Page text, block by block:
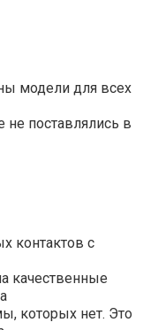
модели для всех
поставлялись в
контактов с
качественные
которых нет. Это